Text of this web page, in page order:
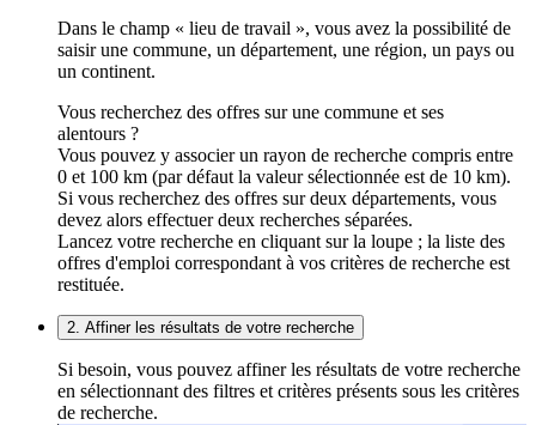
Dans le champ « lieu de travail », vous avez la possibilité de
saisir une commune, un département, une région, un pays ou
un continent.
Vous recherchez des offres sur une commune et ses
alentours ?
Vous pouvez y associer un rayon de recherche compris entre
0 et 100 km (par défaut la valeur sélectionnée est de 10 km).
Si vous recherchez des offres sur deux départements, vous
devez alors effectuer deux recherches séparées.
Lancez votre recherche en cliquant sur la loupe ; la liste des
offres d'emploi correspondant à vos critères de recherche est
restituée.
2. Affiner les résultats de votre recherche
Si besoin, vous pouvez affiner les résultats de votre recherche
en sélectionnant des filtres et critères présents sous les critères
de recherche.